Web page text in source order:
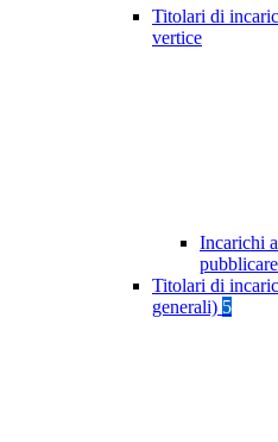
Titolari di
vertice
Incarichi
Titolari di
generali) 5